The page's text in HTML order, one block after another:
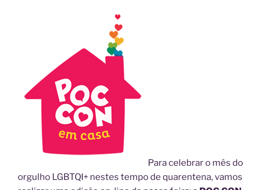
Para celebrar o mês do
orgulho LGBTQI+ nestes tempo de quarentena, vamos